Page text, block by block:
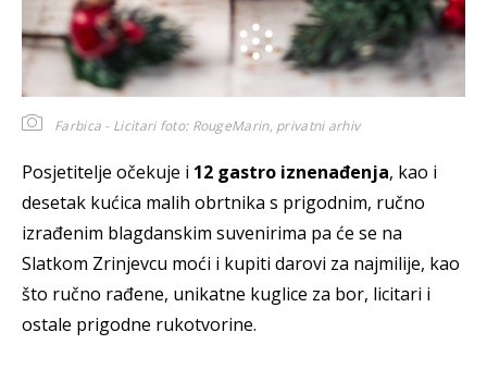
Farbica - Licitari foto: RougeMarin, privatni arhiv
Posjetitelje očekuje i 12 gastro iznenađenja, kao i
desetak kućica malih obrtnika s prigodnim, ručno
izrađenim blagdanskim suvenirima pa će se na
Slatkom Zrinjevcu moći i kupiti darovi za najmilije, kao
što ručno rađene, unikatne kuglice za bor, licitari i
ostale prigodne rukotvorine.